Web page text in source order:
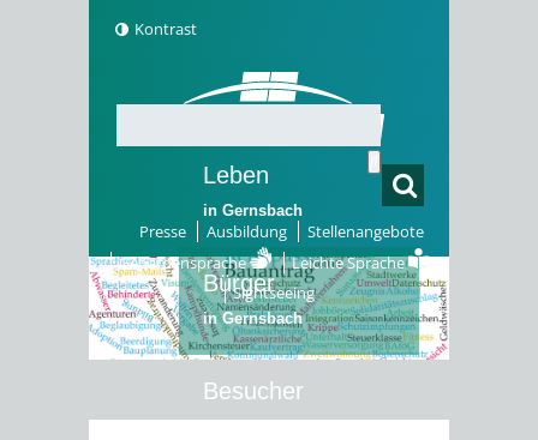
Kontrast
Presse Ausbildung
Stellenangebote
Gebärdensprache
Leichte Sprache
Sightseeing
Leben
in Gernsbach
Bürger
in Gernsbach
Besucher